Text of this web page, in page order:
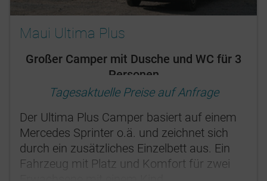
Maui Ultima Plus
Großer Camper mit Dusche und WC für 3
Personen
Tagesaktuelle Preise auf Anfrage
Der Ultima Plus Camper basiert auf einem
Mercedes Sprinter o.ä. und zeichnet sich
durch ein zusätzliches Einzelbett aus. Ein
Fahrzeug mit Platz und Komfort für zwei